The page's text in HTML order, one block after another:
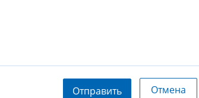
Отправить Отмена